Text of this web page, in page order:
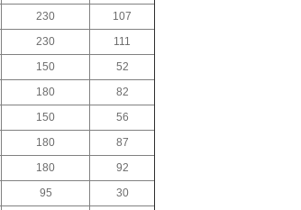
230
107
230
111
150
52
180
82
150
56
180
87
180
92
95
30